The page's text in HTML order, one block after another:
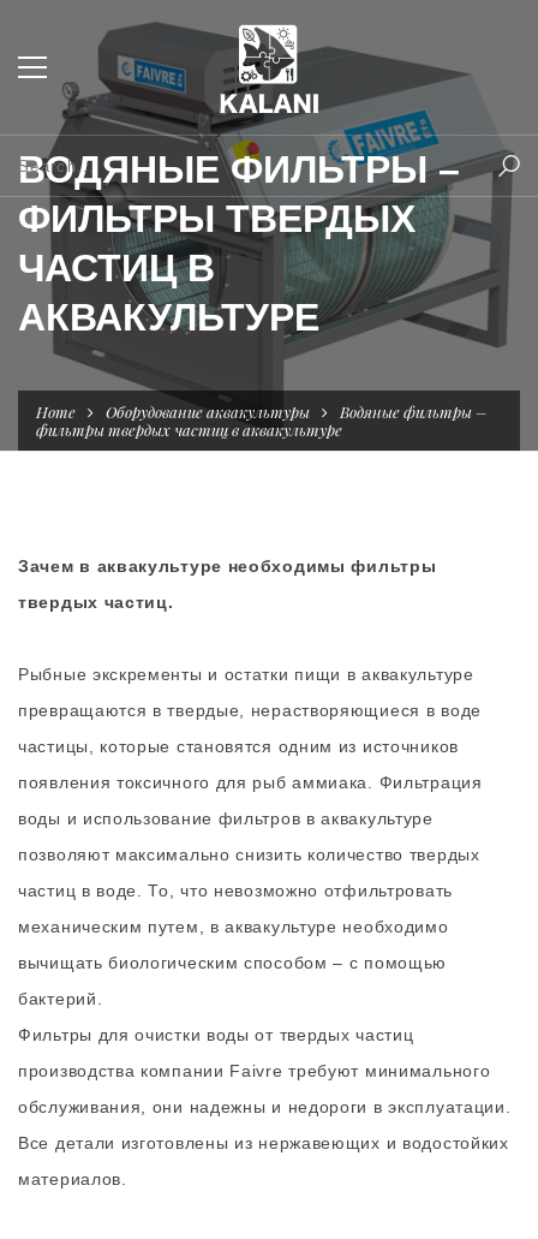
ВОДЯНЫЕ ФИЛЬТРЫ –
ФИЛЬТРЫ ТВЕРДЫХ
ЧАСТИЦ В
АКВАКУЛЬТУРЕ
Home Оборудование аквакультуры
Водяные фильтры –
фильтры твердых частиц в аквакультуре
Зачем в аквакультуре необходимы фильтры
твердых частиц.
Рыбные экскременты и остатки пищи в аквакультуре
превращаются в твердые, нерастворяющиеся в воде
частицы, которые становятся одним из источников
появления токсичного для рыб аммиака. Фильтрация
воды и использование фильтров в аквакультуре
позволяют максимально снизить количество твердых
частиц в воде. То, что невозможно отфильтровать
механическим путем, в аквакультуре необходимо
вычищать биологическим способом – с помощью
бактерий.
Фильтры для очистки воды от твердых частиц
производства компании Faivre требуют минимального
обслуживания, они надежны и недороги в эксплуатации.
Все детали изготовлены из нержавеющих и водостойких
материалов.